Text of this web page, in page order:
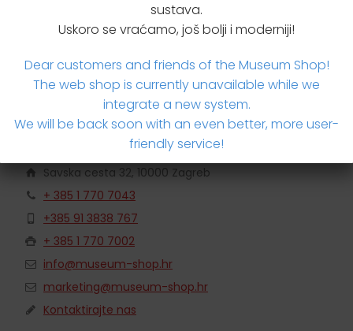
Brzi upit za proizvodom
Travel Point Croatia
Savska cesta 32, 10000 Zagreb
+ 385 1 770 7043
+385 91 3838 767
+ 385 1 770 7002
info@museum-shop.hr
marketing@museum-shop.hr
Kontaktirajte nas
sustava.
Uskoro se vraćamo, još bolji i moderniji!
Dear customers and friends of the Museum Shop!
The web shop is currently unavailable while we
integrate a new system.
We will be back soon with an even better, more user-
friendly service!